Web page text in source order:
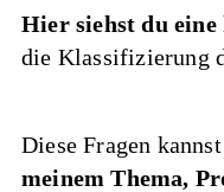
Hier siehst du
die Klassifizierung
Diese Fragen
meinem Thema,